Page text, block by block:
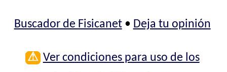
Buscador de Fisicanet• Deja tu opinión
⚠ Ver condiciones para uso de los